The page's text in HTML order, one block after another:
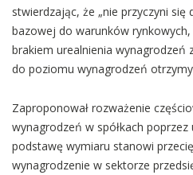
stwierdzając, że „nie przyczyni
bazowej do warunków
brakiem urealnienia wynagrodzeń
do poziomu wynagrodzeń
Zaproponował rozważenie
wynagrodzeń w spółkach poprzez
podstawę wymiaru stanowi
wynagrodzenie w sektorze